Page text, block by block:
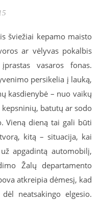
šviežiai kepamo maisto
ar vėlyvas pokalbis
vasaros fonas.
persikelia į lauką,
kasdienybė – nuo vaikų
batutų ar sodo
Vieną dieną tai gali būti
kitą – situacija, kai
apgadintą automobilį,
Žalų departamento
atkreipia dėmesį, kad
neatsakingo elgesio.